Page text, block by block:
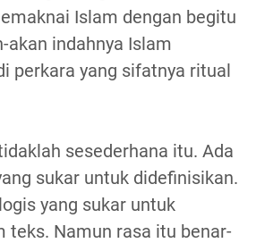
Islam dengan begitu
akan indahnya Islam
perkara yang sifatnya ritual
sesederhana itu. Ada
sukar untuk didefinisikan.
yang sukar untuk
teks. Namun rasa itu benar-